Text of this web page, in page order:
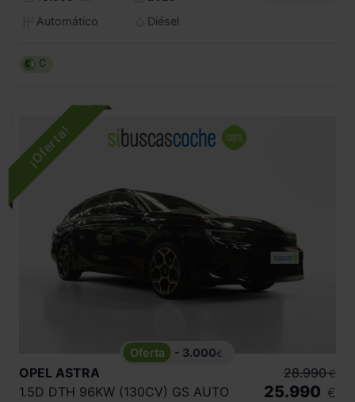
Automático
Diésel
C
- 3.000€
OPEL ASTRA
1.5D DTH 96KW (130CV) GS AUTO
28.990 €
25.990 €